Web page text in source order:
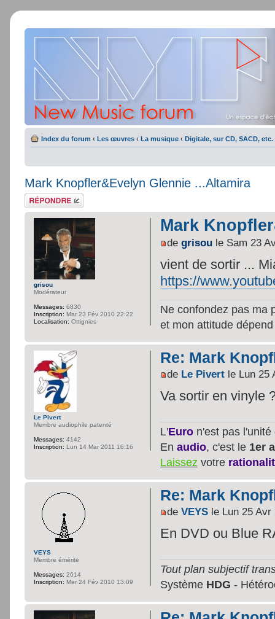
Index du forum ‹ Les œuvres ‹ La musique ‹ Digitale, sur CD, SACD, etc.
Mark Knopfler&Evelyn Glennie ...Altamira
Répondre
Mark
degrisou le Sam 23
vient de sortir ...
https://
Ne confondez pas ma
et mon attitude
grisou
Modérateur
Messages: 6830
Inscription: Mar 23 Fév 2010 22:22
Localisation: Ottignies
Re: Mark
de Le Pivert le Lun 25
Va sortir en vinyle
L'Euro n'est pas
Enaudio, c'est le 1er
Laissez votre
Le Pivert
Membre audiophile patenté
Messages: 4142
Inscription: Lun 14 Mar 2011 16:16
Re: Mark
deVEYS le Lun 25 Avr
En DVD ou Blue
Tout plan subjectif
Système HDG -
VEYS
Membre émérite
Messages: 2614
Inscription: Mer 24 Fév 2010 13:09